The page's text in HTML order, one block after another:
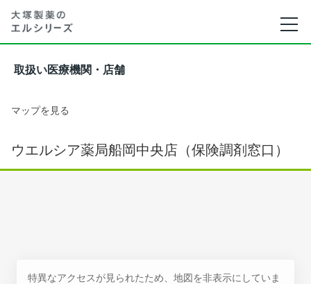
取扱い医療機関・店舗
マップを見る
ウエルシア薬局船岡中央店（保険調剤窓口）
特異なアクセスが見られたため、地図を非表示にしていま